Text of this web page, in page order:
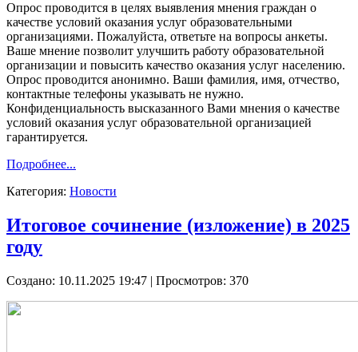
Опрос проводится в целях выявления мнения граждан о
качестве условий оказания услуг образовательными
организациями. Пожалуйста, ответьте на вопросы анкеты.
Ваше мнение позволит улучшить работу образовательной
организации и повысить качество оказания услуг населению.
Опрос проводится анонимно. Ваши фамилия, имя, отчество,
контактные телефоны указывать не нужно.
Конфиденциальность высказанного Вами мнения о качестве
условий оказания услуг образовательной организацией
гарантируется.
Подробнее...
Категория: Новости
Итоговое сочинение (изложение) в 2025
году
Создано: 10.11.2025 19:47 | Просмотров: 370